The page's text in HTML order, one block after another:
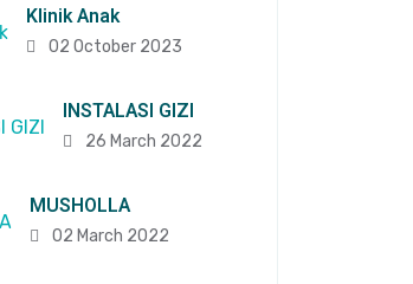
Klinik Anak
02 October 2023
INSTALASI GIZI
26 March 2022
MUSHOLLA
02 March 2022